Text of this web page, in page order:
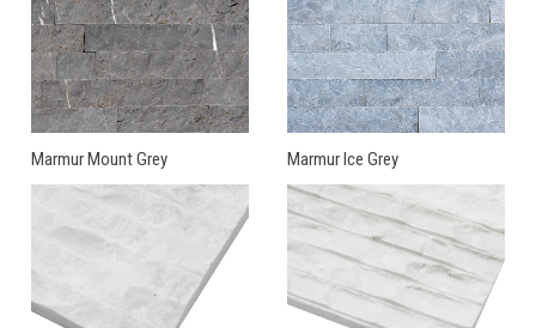
Marmur Mount Grey Marmur Ice Grey